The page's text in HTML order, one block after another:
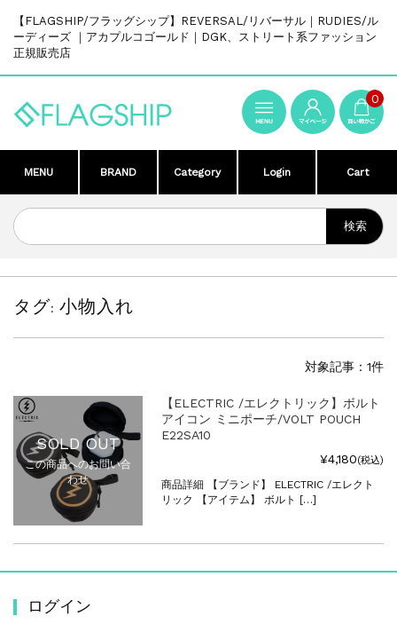
【FLAGSHIP/フラッグシップ】REVERSAL/リバーサル｜RUDIES/ル
ーディーズ ｜アカプルコゴールド｜DGK、ストリート系ファッション
正規販売店
0
MENU BRAND Category Login Cart
タグ:小物入れ
対象記事：1件
SOLD OUT
この商品へのお問い合
わせ
【ELECTRIC /エレクトリック】ボルト
アイコン ミニポーチ/VOLT POUCH
E22SA10
¥4,180(税込)
商品詳細 【ブランド】 ELECTRIC /エレクト
リック 【アイテム】 ボルト […]
ログイン